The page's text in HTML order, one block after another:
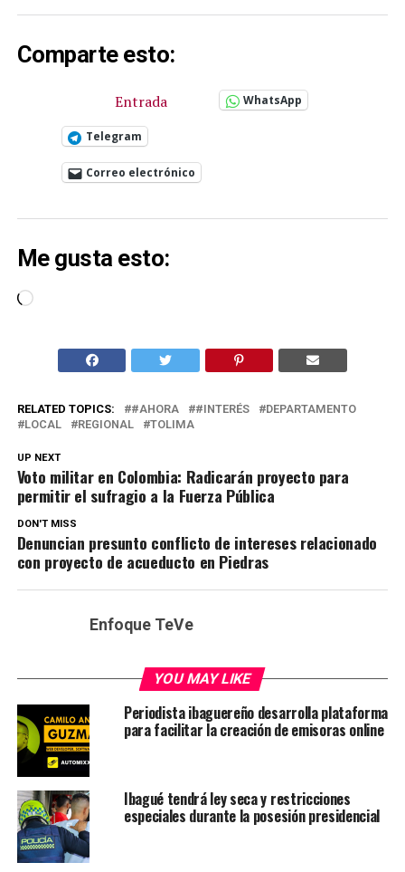
Comparte esto:
Entrada WhatsApp
Telegram
Correo electrónico
Me gusta esto:
Cargando...
RELATED TOPICS: #AHORA #INTERÉS
DEPARTAMENTO
LOCAL
REGIONAL TOLIMA
UP NEXT
Voto militar en Colombia: Radicarán proyecto para
permitir el sufragio a la Fuerza Pública
DON'T MISS
Denuncian presunto conflicto de intereses relacionado
con proyecto de acueducto en Piedras
Enfoque TeVe
YOU MAY LIKE
Periodista ibaguereño desarrolla plataforma
para facilitar la creación de emisoras online
Ibagué tendrá ley seca y restricciones
especiales durante la posesión presidencial